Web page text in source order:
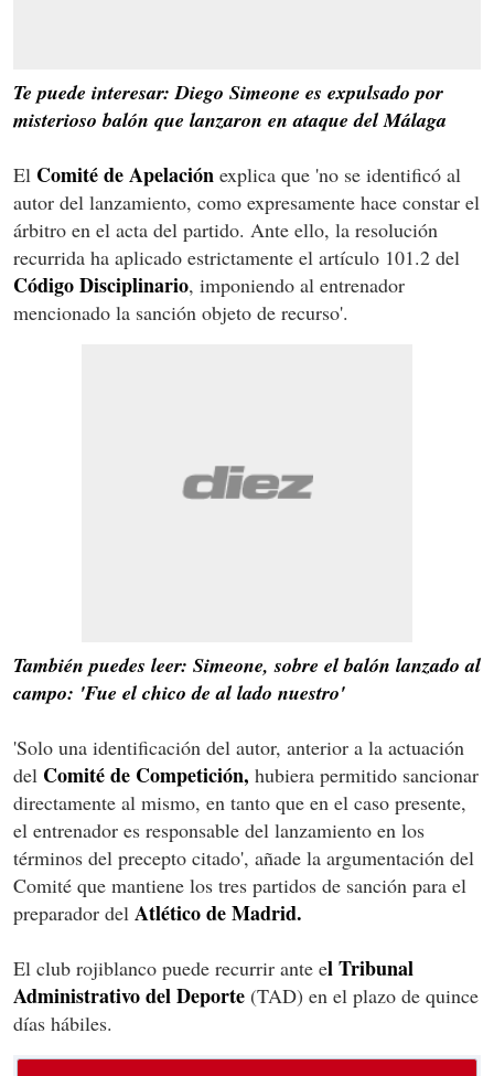
Te puede interesar: Diego Simeone es expulsado por
misterioso balón que lanzaron en ataque del Málaga
El Comité de Apelación explica que 'no se identificó al
autor del lanzamiento, como expresamente hace constar el
árbitro en el acta del partido. Ante ello, la resolución
recurrida ha aplicado estrictamente el artículo 101.2 del
Código Disciplinario, imponiendo al entrenador
mencionado la sanción objeto de recurso'.
También puedes leer: Simeone, sobre el balón lanzado al
campo: 'Fue el chico de al lado nuestro'
'Solo una identificación del autor, anterior a la actuación
del Comité de Competición, hubiera permitido sancionar
directamente al mismo, en tanto que en el caso presente,
el entrenador es responsable del lanzamiento en los
términos del precepto citado', añade la argumentación del
Comité que mantiene los tres partidos de sanción para el
preparador del Atlético de Madrid.
El club rojiblanco puede recurrir ante el Tribunal
Administrativo del Deporte (TAD) en el plazo de quince
días hábiles.